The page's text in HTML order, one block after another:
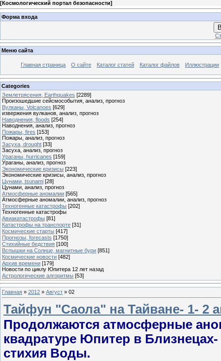
[Космологический портал безопасности]
Форма входа
Меню сайта
Главная страница О сайте Каталог статей Каталог файлов Иллюстрации
Categories
Землетрясения, Earthquakes [2289]
Произошедшие сейсмособытия, анализ, прогноз
Вулканы, Volcanoes [629]
извержения вулканов, анализ, прогноз
Наводнения, floods [254]
Наводнения, анализ, прогноз
Пожары, fires [153]
Пожары, анализ, прогноз
Засуха, drought [33]
Засуха, анализ, прогноз
Ураганы, hurricanes [159]
Ураганы, анализ, прогноз
Экономические кризисы [223]
Экономические кризисы, анализ, прогноз
Цунами, tsunami [28]
Цунами, анализ, прогноз
Атмосферные аномалии [565]
Атмосферные аномалии, анализ, прогноз
Техногенные катастрофы [202]
Техногенные катастрофы
Авиакатастрофы [81]
Катастрофы на транспорте [31]
Космические старты [417]
Прогнозы, forecasts [1750]
Стихийные бедствия [100]
Вспышки на Солнце, магнитные бури [851]
Космические новости [482]
Архив времени [179]
Новости по циклу Юпитера 12 лет назад
Астрологические алгоритмы [53]
Главная » 2012 » Август » 02
Тайфун "Саола" на Тайване- 1- 2
Продолжаются атмосферные
квадратуре Юпитер в
стихия Воды.